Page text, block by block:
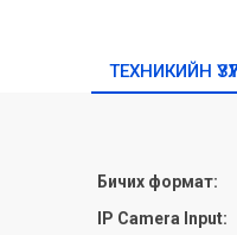
ТЕХНИКИЙН
Бичих формат:
IP Camera Input: